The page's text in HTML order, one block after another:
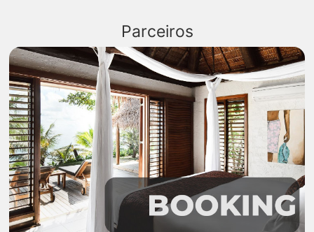
Parceiros